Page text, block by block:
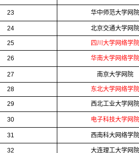
23 华中师范大学网院
24 北京交通大学网院
25 四川大学网络学院
26 华南大学网络学院
27 南京大学网院
28 东北大学网络学院
29 西北工业大学网院
30 电子科技大学网院
31 西南科大网络学院
32 大连理工大学网院